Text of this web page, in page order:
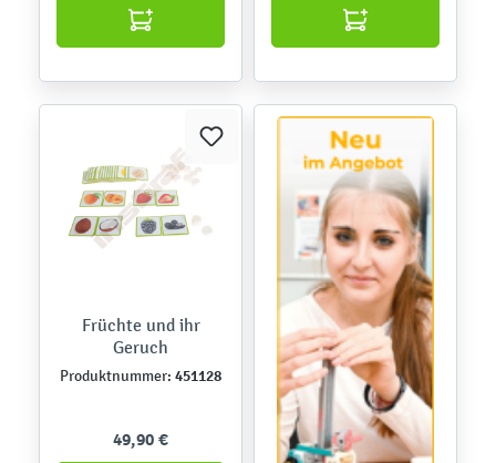
Früchte und ihr
Geruch
Produktnummer: 451128
49,90 €